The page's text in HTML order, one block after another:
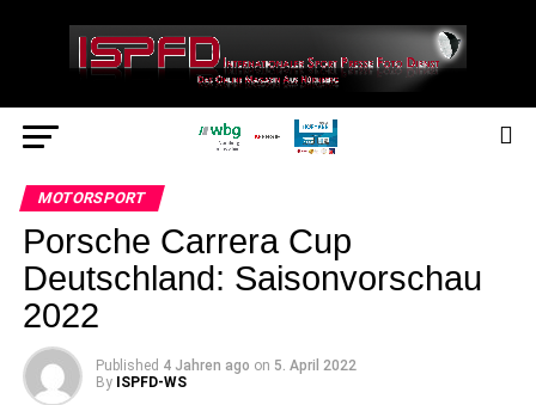
MOTORSPORT
Porsche Carrera Cup
Deutschland: Saisonvorschau
2022
Published 4 Jahren ago on 5. April 2022
By ISPFD-WS